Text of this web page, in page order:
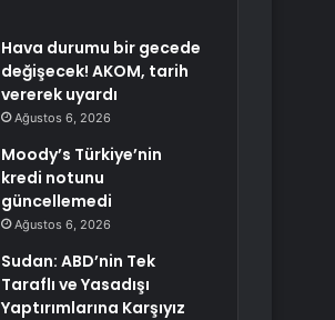
Hava durumu bir gecede
değişecek! AKOM, tarih
vererek uyardı
Ağustos 6, 2026
Moody’s Türkiye’nin
kredi notunu
güncellemedi
Ağustos 6, 2026
Sudan: ABD’nin Tek
Taraflı ve Yasadışı
Yaptırımlarına Karşıyız